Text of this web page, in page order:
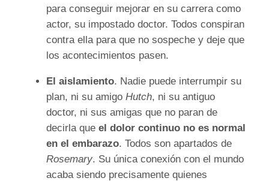
para conseguir mejorar en su carrera como
actor, su impostado doctor. Todos conspiran
contra ella para que no sospeche y deje que
los acontecimientos pasen.
El aislamiento. Nadie puede interrumpir su
plan, ni su amigoHutch, ni su antiguo
doctor, ni sus amigas que no paran de
decirla queel dolor continuo no es normal
en el embarazo. Todos son apartados de
Rosemary. Su única conexión con el mundo
acaba siendo precisamente quienes